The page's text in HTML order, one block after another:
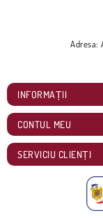
Adresa:
INFORMAȚII
CONTUL MEU
SERVICIU CLIENȚI